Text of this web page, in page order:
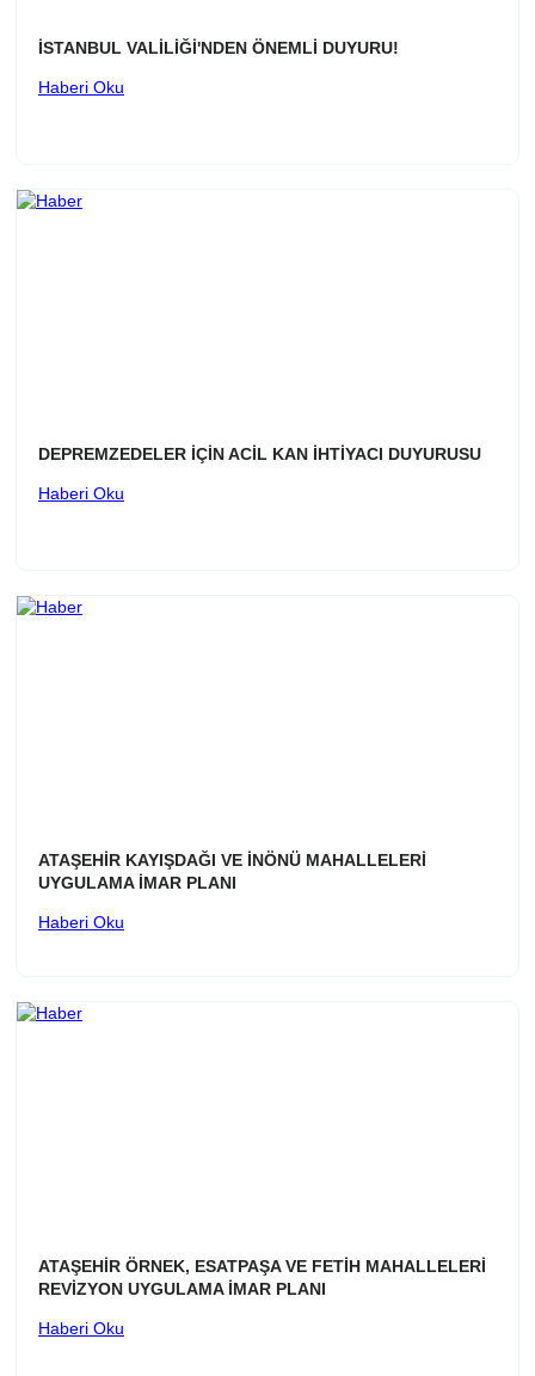
İSTANBUL VALİLİĞİ'NDEN ÖNEMLİ DUYURU!
Haberi Oku
DEPREMZEDELER İÇİN ACİL KAN İHTİYACI DUYURUSU
Haberi Oku
ATAŞEHİR KAYIŞDAĞI VE İNÖNÜ MAHALLELERİ
UYGULAMA İMAR PLANI
Haberi Oku
ATAŞEHİR ÖRNEK, ESATPAŞA VE FETİH MAHALLELERİ
REVİZYON UYGULAMA İMAR PLANI
Haberi Oku